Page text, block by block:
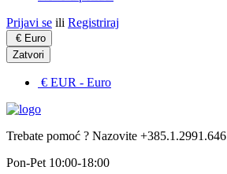
Prijavi se ili Registriraj
€ Euro
Zatvori
€ EUR - Euro
Trebate pomoć ? Nazovite +385.1.2991.646
Pon-Pet 10:00-18:00